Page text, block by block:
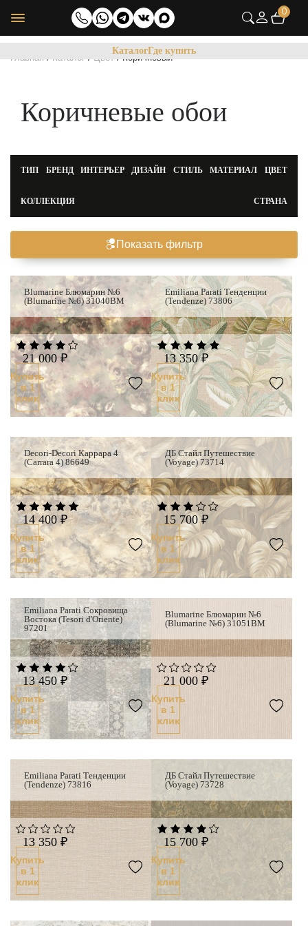
0
КаталогГде купить
Главная/Каталог/Цвет/Коричневый
Коричневые обои
ТИП БРЕНД ИНТЕРЬЕР ДИЗАЙН СТИЛЬ МАТЕРИАЛ ЦВЕТ
КОЛЛЕКЦИЯ СТРАНА
Показать фильтр
Хит продаж
Blumarine Блюмарин №6
(Blumarine №6) 31040BM
21 000 ₽
Купить
в 1
клик
Emiliana Parati Тенденции
(Tendenze) 73806
13 350 ₽
Купить
в 1
клик
Decori-Decori Каррара 4
(Carrara 4) 86649
14 400 ₽
Купить
в 1
клик
ДБ Стайл Путешествие
(Voyage) 73714
15 700 ₽
Купить
в 1
клик
Emiliana Parati Сокровища
Востока (Tesori d'Oriente)
97201
13 450 ₽
Купить
в 1
клик
Blumarine Блюмарин №6
(Blumarine №6) 31051BM
21 000 ₽
Купить
в 1
клик
Emiliana Parati Тенденции
(Tendenze) 73816
13 350 ₽
Купить
в 1
клик
ДБ Стайл Путешествие
(Voyage) 73728
15 700 ₽
Купить
в 1
клик